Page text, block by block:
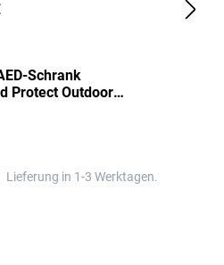
Schrank
Protect Outdoor
Lieferung in 1-3 Werktagen.